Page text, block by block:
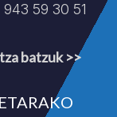
59 30 51
batzuk >>